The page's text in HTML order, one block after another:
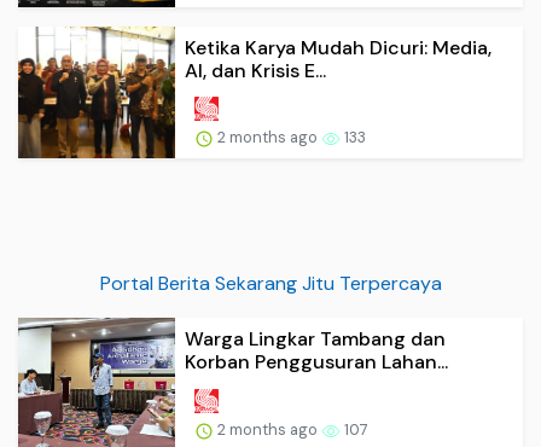
Ketika Karya Mudah Dicuri: Media,
AI, dan Krisis E...
2 months ago 133
Portal Berita Sekarang Jitu Terpercaya
Warga Lingkar Tambang dan
Korban Penggusuran Lahan...
2 months ago 107